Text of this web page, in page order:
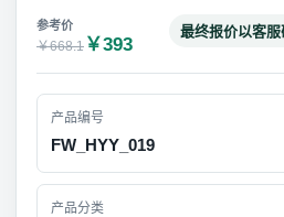
￥668.1 ￥393
最终报价以客
产品编号
FW_HYY_019
产品分类